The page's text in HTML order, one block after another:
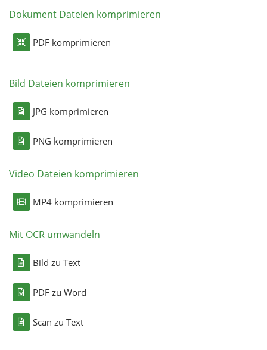
Dokument Dateien komprimieren
PDF komprimieren
Bild Dateien komprimieren
JPG komprimieren
PNG komprimieren
Video Dateien komprimieren
MP4 komprimieren
Mit OCR umwandeln
Bild zu Text
PDF zu Word
Scan zu Text